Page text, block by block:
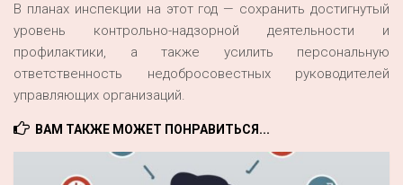
В планах инспекции на этот год — сохранить достигнутый
уровень контрольно-надзорной деятельности и
профилактики, а также усилить персональную
ответственность недобросовестных руководителей
управляющих организаций.
ВАМ ТАКЖЕ МОЖЕТ ПОНРАВИТЬСЯ...